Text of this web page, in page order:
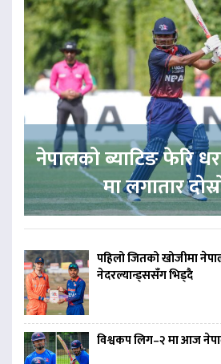
नेपालको ब्याटिङ फेरि
मा लगातार
पहिलो जितको खोजीमा
नेदरल्यान्ड्ससँग भिड्दै
विश्वकप लिग–२ मा आज